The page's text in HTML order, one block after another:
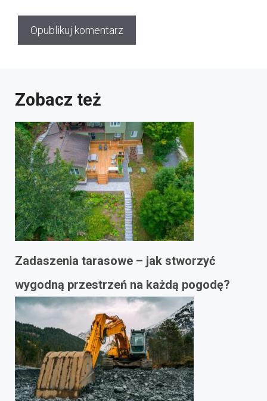
Zobacz też
Zadaszenia tarasowe – jak stworzyć
wygodną przestrzeń na każdą pogodę?